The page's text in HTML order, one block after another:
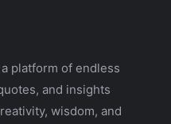
platform of endless
and insights
wisdom, and